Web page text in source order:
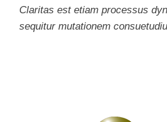
Claritas est etiam processus
sequitur mutationem